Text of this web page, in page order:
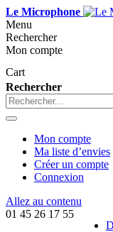
Le Microphone
Menu
Rechercher
Mon compte
Cart
Rechercher
Mon compte
Ma liste d’envies
Créer un compte
Connexion
Allez au contenu
01 45 26 17 55